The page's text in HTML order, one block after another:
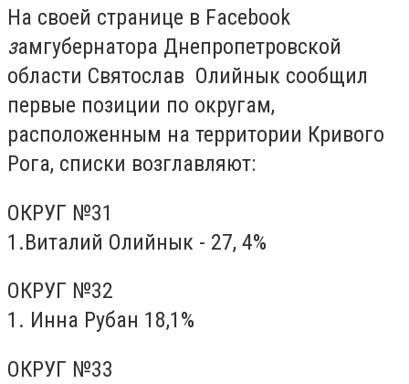
На своей странице в Facebook
замгубернатора Днепропетровской
области Святослав Олийнык сообщил
первые позиции по округам,
расположенным на территории Кривого
Рога, списки возглавляют:
ОКРУГ №31
1.Виталий Олийнык - 27, 4%
ОКРУГ №32
1. Инна Рубан 18,1%
ОКРУГ №33